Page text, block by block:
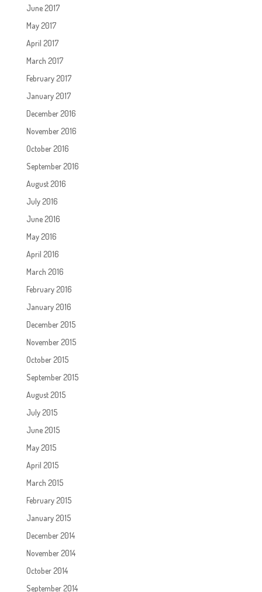
June 2017
May 2017
April 2017
March 2017
February 2017
January 2017
December 2016
November 2016
October 2016
September 2016
August 2016
July 2016
June 2016
May 2016
April 2016
March 2016
February 2016
January 2016
December 2015
November 2015
October 2015
September 2015
August 2015
July 2015
June 2015
May 2015
April 2015
March 2015
February 2015
January 2015
December 2014
November 2014
October 2014
September 2014